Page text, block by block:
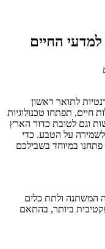
החיים
לתואר ראשון
חיים, תפתחו טכנולוגיות
וגם לטובת כדור הארץ
על הטבע. כדי
במיוחד בשבילכם
המשתנה ולתת כלים
ביותר, בהתאם